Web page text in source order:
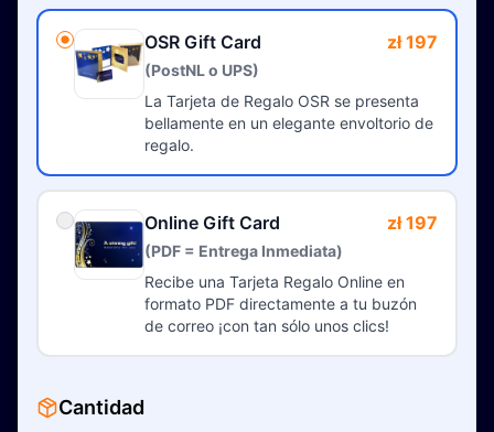
OSR Gift Card zł 197
(PostNL o UPS)
La Tarjeta de Regalo OSR se presenta
bellamente en un elegante envoltorio de
regalo.
Online Gift Card zł 197
(PDF = Entrega Inmediata)
Recibe una Tarjeta Regalo Online en
formato PDF directamente a tu buzón
de correo ¡con tan sólo unos clics!
Cantidad